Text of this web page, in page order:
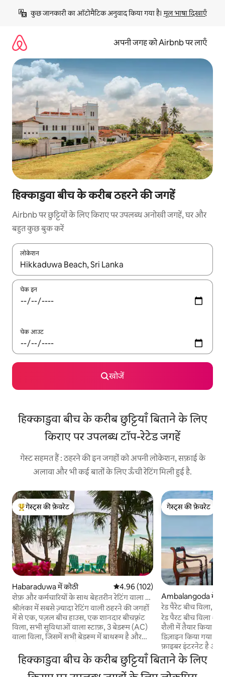
छोड़कर
कॉन्टेंट
कुछ जानकारी का ऑटोमैटिक अनुवाद किया गया है। मूल भाषा दिखाएँ
अपनी जगह को Airbnb पर लाएँ
हिक्काडुवा बीच के करीब ठहरने की जगहें
Airbnb पर छुट्टियों के लिए किराए पर उपलब्ध अनोखी जगहें, घर और
बहुत कुछ बुक करें
लोकेशन
नतीजों के उपलब्ध होने पर, अप और डाउन 'ऐरो की' का इस्तेमाल करके नेविगेट
चेक इन
चेक आउट
खोजें
हिक्काडुवा बीच के करीब छुट्टियाँ बिताने के लिए
किराए पर उपलब्ध टॉप-रेटेड जगहें
गेस्ट सहमत हैं : ठहरने की इन जगहों को अपनी लोकेशन, सफ़ाई के
अलावा और भी कई बातों के लिए ऊँची रेटिंग मिली हुई है.
गेस्ट्स का टॉप फ़ेवरेट
गेस्ट्स की फ़ेवरेट
Habaraduwa में कोठी औसत रेटिंग 5 में से 4.96, 102 समीक्षाएँ
4.96 (102)
शेफ़ और कर्मचारियों के साथ बेहतरीन रेटिंग वाला 3
- BR बीच फ़्रंट विला
श्रीलंका में सबसे ज़्यादा रेटिंग वाली ठहरने की जगहों
में से एक, पज़ल बीच हाउस, एक शानदार बीचफ़्रंट
विला, सभी सुविधाओं वाला स्टाफ़, 3 बेडरूम (AC)
वाला विला, जिसमें सभी बेडरूम में बाथरूम है और
Airbnb के सबसे बेहतरीन घरों में से यह अनमोल घर
उष्णकटिबंधीय सुंदरता, बेमिसाल सेवा और निजता
का संगम है। उन परिवारों, दोस्तों या जोड़ों के लिए
गेस्ट्स की फ़ेवरेट
गेस्ट्स की फ़ेवरेट
Ambalangoda में
रेड पैरेट बीच विला,
रेड पैरट बीच विला
शैली में तैयार किया
डिज़ाइन किया गया
फ़ाइबर इंटरनेट है और
के कमरे हैं, जिनमें बेड
आपके इस्तेमाल के लिए
किचन तैयार है। विला
हिक्काडुवा बीच के करीब छुट्टियाँ बिताने के लिए